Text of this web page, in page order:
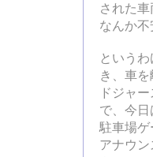
された
なんか
という
き、車
ドジャ
で、今
駐車場ゲ
アナウ